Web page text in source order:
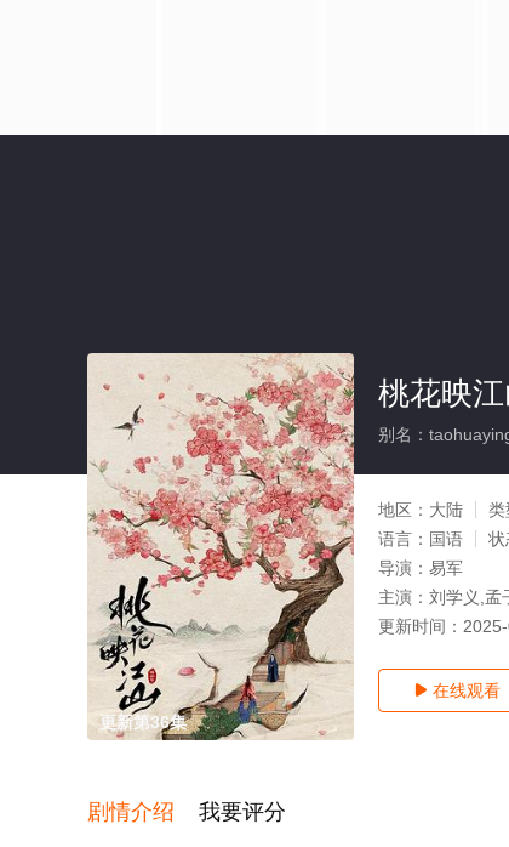
更新第36集
桃花映江
别名：
地区： 大陆 类
语言： 国语 状
导演： 易军
主演： 刘学义,孟
更新时间：
 在线观看
剧情介绍 我要评分